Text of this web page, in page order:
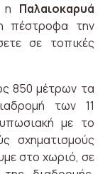
η Παλαιοκαρυά
πέστροφα την
σε τοπικές
850 μέτρων τα
των 11
με το
σχηματισμούς
στο χωριό, σε